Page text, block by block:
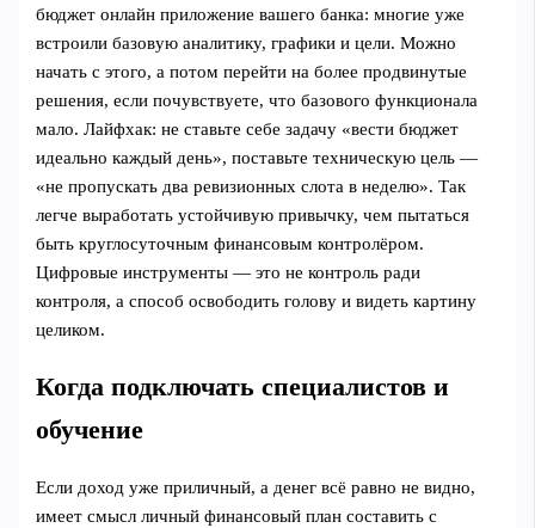
бюджет онлайн приложение вашего банка: многие уже
встроили базовую аналитику, графики и цели. Можно
начать с этого, а потом перейти на более продвинутые
решения, если почувствуете, что базового функционала
мало. Лайфхак: не ставьте себе задачу «вести бюджет
идеально каждый день», поставьте техническую цель —
«не пропускать два ревизионных слота в неделю». Так
легче выработать устойчивую привычку, чем пытаться
быть круглосуточным финансовым контролёром.
Цифровые инструменты — это не контроль ради
контроля, а способ освободить голову и видеть картину
целиком.
Когда подключать специалистов и
обучение
Если доход уже приличный, а денег всё равно не видно,
имеет смысл личный финансовый план составить с